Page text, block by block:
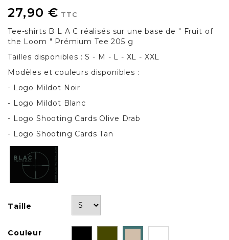
27,90 € TTC
Tee-shirts B L A C réalisés sur une base de " Fruit of
the Loom " Prémium Tee 205 g
Tailles disponibles : S - M - L - XL - XXL
Modèles et couleurs disponibles :
- Logo Mildot Noir
- Logo Mildot Blanc
- Logo Shooting Cards Olive Drab
- Logo Shooting Cards Tan
Taille
Couleur